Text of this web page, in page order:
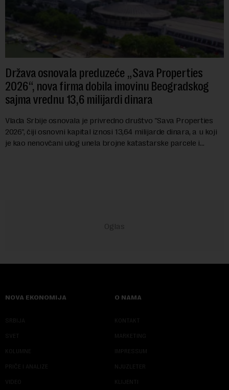
Država osnovala preduzeće „Sava Properties
2026“, nova firma dobila imovinu Beogradskog
sajma vrednu 13,6 milijardi dinara
Vlada Srbije osnovala je privredno društvo "Sava Properties
2026", čiji osnovni kapital iznosi 13,64 milijarde dinara, a u koji
je kao nenovčani ulog unela brojne katastarske parcele i
NOVA EKONOMIJA
SRBIJA
SVET
KOLUMNE
PRIČE I ANALIZE
VIDEO
O NAMA
KONTAKT
MARKETING
IMPRESSUM
NJUZLETER
KLIJENTI